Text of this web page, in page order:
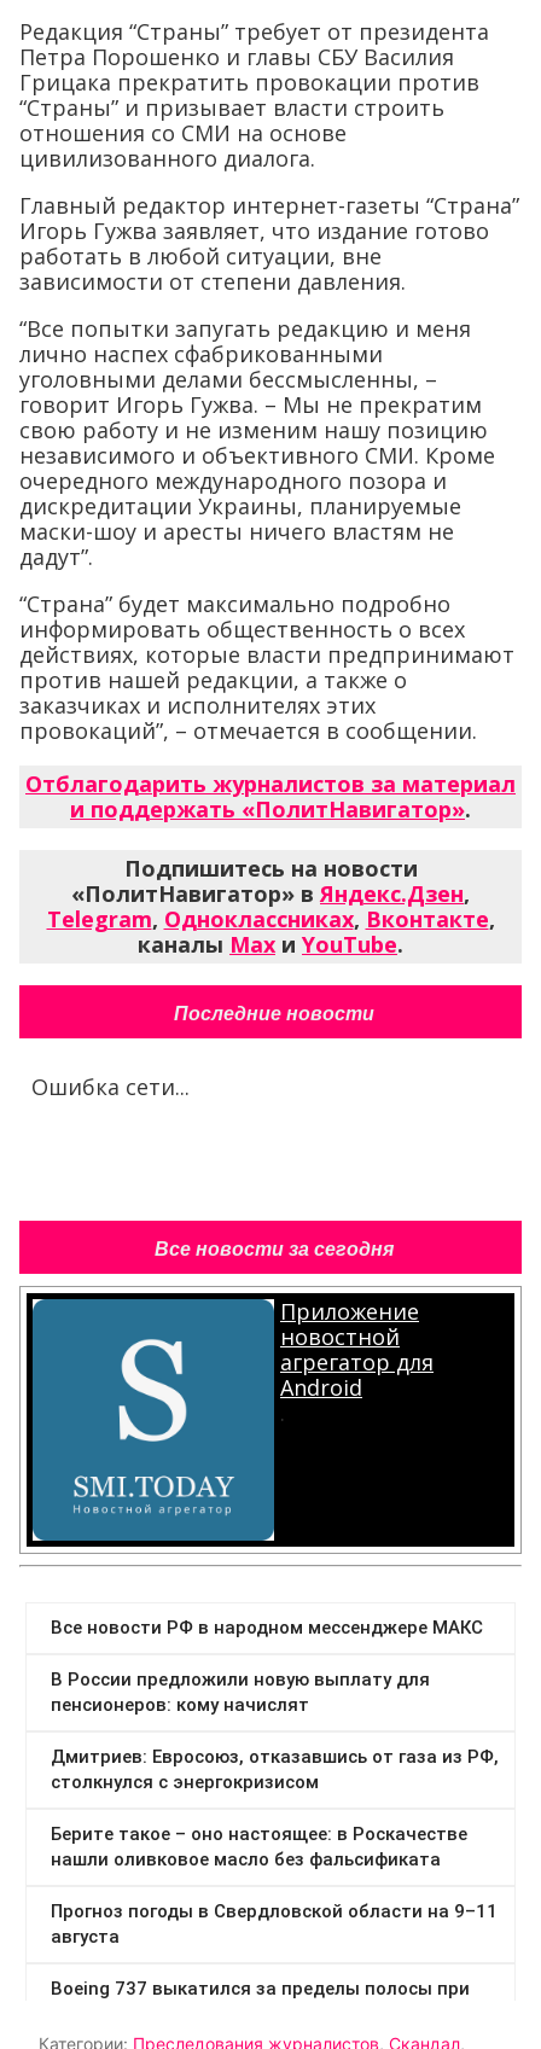
Редакция “Страны” требует от президента
Петра Порошенко и главы СБУ Василия
Грицака прекратить провокации против
“Страны” и призывает власти строить
отношения со СМИ на основе
цивилизованного диалога.
Главный редактор интернет-газеты “Страна”
Игорь Гужва заявляет, что издание готово
работать в любой ситуации, вне
зависимости от степени давления.
“Все попытки запугать редакцию и меня
лично наспех сфабрикованными
уголовными делами бессмысленны, –
говорит Игорь Гужва. – Мы не прекратим
свою работу и не изменим нашу позицию
независимого и объективного СМИ. Кроме
очередного международного позора и
дискредитации Украины, планируемые
маски-шоу и аресты ничего властям не
дадут”.
“Страна” будет максимально подробно
информировать общественность о всех
действиях, которые власти предпринимают
против нашей редакции, а также о
заказчиках и исполнителях этих
провокаций”, – отмечается в сообщении.
Отблагодарить журналистов за материал
и поддержать «ПолитНавигатор».
Подпишитесь на новости
«ПолитНавигатор» вЯндекс.Дзен,
Telegram, Одноклассниках, Вконтакте,
каналы Max и YouTube.
Последние новости
Ошибка сети...
Все новости за сегодня
Приложение
новостной
агрегатор для
Android
.
Категории: Преследования журналистов, Скандал,